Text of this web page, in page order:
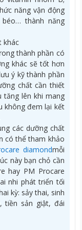
năng vận động
thành năng
khác
thành phần có
khác sẽ tốt hơn
ý kỹ thành phần
chất cần thiết
tăng lên khi mang
không đem lại kết
các dưỡng chất
có thể tham khảo
diamondmỗi
này bạn chỏ cần
hay PM Procare
nhi phát triển tối
kỳ: sảy thai, sinh
tiền sản giật, đái